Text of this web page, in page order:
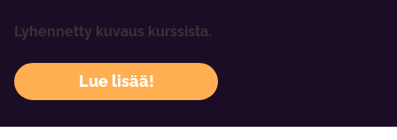
Lyhennetty kuvaus kurssista.
Lue lisää!